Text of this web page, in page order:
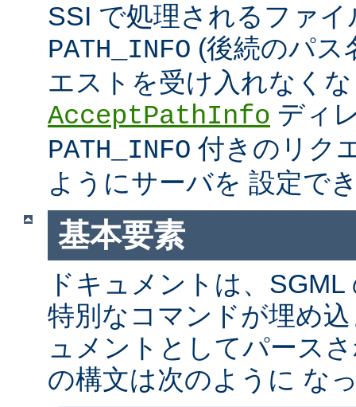
SSI で処理されるファ
PATH_INFO (後続のパス
エストを受け入れなく
AcceptPathInfo ディ
PATH_INFO 付きのリク
ようにサーバを 設定で
基本要素
ドキュメントは、
特別なコマンドが埋め
ュメントとしてパース
の構文は次のように な